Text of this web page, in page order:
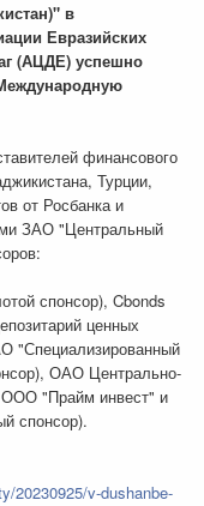
в
Евразийских
(АЦДЕ) успешно
финансового
Турции,
от Росбанка и
ЗАО "Центральный
спонсор), Cbonds
ценных
"Специализированный
ОАО Центрально-
ООО "Прайм инвест" и
спонсор).
20230925/v-dushanbe-